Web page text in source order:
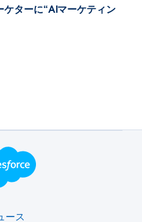
ターに“AIマーケティン
ー・ロゴ
ース